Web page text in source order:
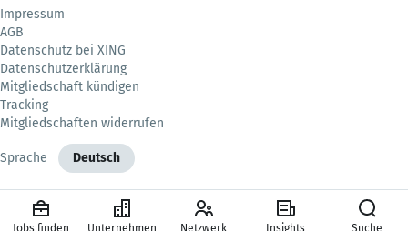
Impressum
AGB
Datenschutz bei XING
Datenschutzerklärung
Mitgliedschaft kündigen
Tracking
Mitgliedschaften widerrufen
Sprache Deutsch
Jobs finden Unternehmen Netzwerk Insights Suche